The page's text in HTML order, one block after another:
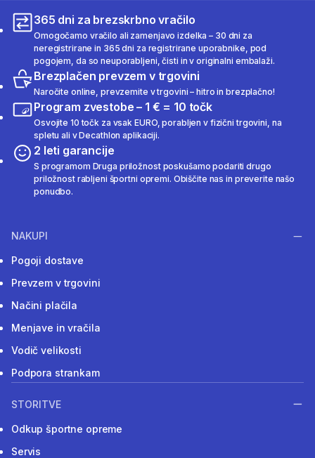
365 dni za brezskrbno vračilo
Omogočamo vračilo ali zamenjavo izdelka – 30 dni za
neregistrirane in 365 dni za registrirane uporabnike, pod
pogojem, da so neuporabljeni, čisti in v originalni embalaži.
Brezplačen prevzem v trgovini
Naročite online, prevzemite v trgovini – hitro in brezplačno!
Program zvestobe – 1 € = 10 točk
Osvojite 10 točk za vsak EURO, porabljen v fizični trgovini, na
spletu ali v Decathlon aplikaciji.
2 leti garancije
S programom Druga priložnost poskušamo podariti drugo
priložnost rabljeni športni opremi. Obiščite nas in preverite našo
ponudbo.
NAKUPI
Pogoji dostave
Prevzem v trgovini
Načini plačila
Menjave in vračila
Vodič velikosti
Podpora strankam
STORITVE
Odkup športne opreme
Servis